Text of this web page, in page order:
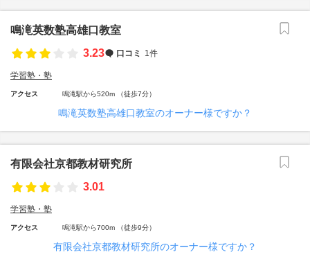
鳴滝英数塾高雄口教室
3.23
口コミ 1件
学習塾・塾
アクセス 鳴滝駅から520m （徒歩7分）
鳴滝英数塾高雄口教室のオーナー様ですか？
有限会社京都教材研究所
3.01
学習塾・塾
アクセス 鳴滝駅から700m （徒歩9分）
有限会社京都教材研究所のオーナー様ですか？